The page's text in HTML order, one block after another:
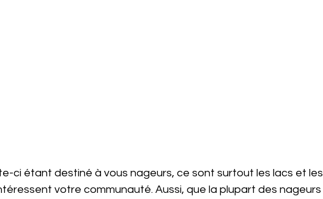
ci étant destiné à vous nageurs, ce sont surtout les lacs et les
votre communauté. Aussi, que la plupart des nageurs